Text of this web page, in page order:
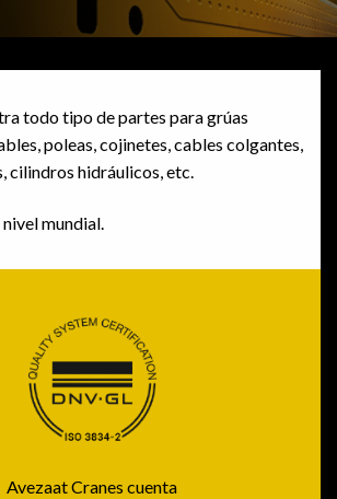
Avezaat Cranes cuenta
todo tipo de partes para grúas
poleas, cojinetes, cables colgantes,
cilindros hidráulicos, etc.
mundial.